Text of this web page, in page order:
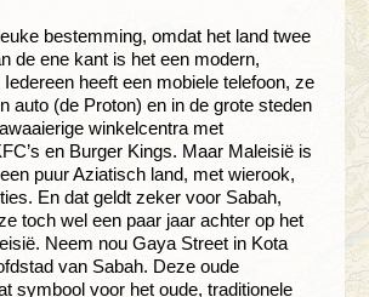
bestemming, omdat het land twee
de ene kant is het een modern,
heeft een mobiele telefoon, ze
auto (de Proton) en in de grote steden
winkelcentra met
en Burger Kings. Maar Maleisië is
puur Aziatisch land, met wierook,
En dat geldt zeker voor Sabah,
toch wel een paar jaar achter op het
Neem nou Gaya Street in Kota
van Sabah. Deze oude
symbool voor het oude, traditionele